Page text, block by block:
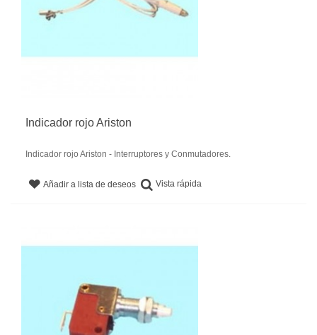
Indicador rojo Ariston
Indicador rojo Ariston - Interruptores y Conmutadores.
Añadir a lista de deseos Vista rápida